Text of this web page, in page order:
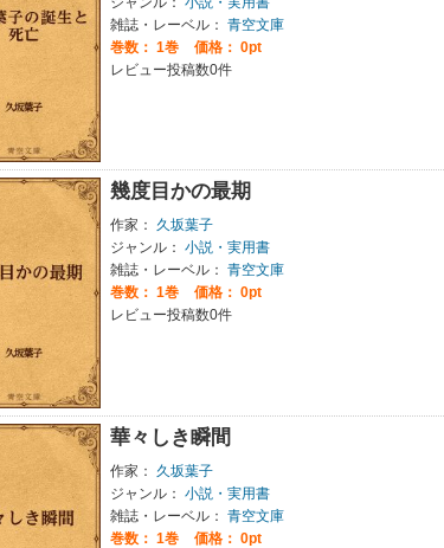
雑誌・レーベル： 青空文庫
巻数： 1巻
価格： 0pt
レビュー投稿数0件
幾度目かの最期
作家：
久坂葉子
ジャンル： 小説・実用書
雑誌・レーベル： 青空文庫
巻数： 1巻
価格： 0pt
レビュー投稿数0件
華々しき瞬間
作家：
久坂葉子
ジャンル： 小説・実用書
雑誌・レーベル： 青空文庫
巻数： 1巻
価格： 0pt